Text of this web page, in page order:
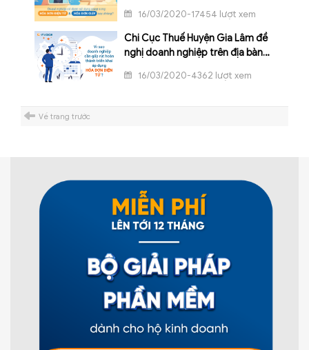
16/03/2020-17454 lượt xem
Chi Cục Thuế Huyện Gia Lâm đề
nghị doanh nghiệp trên địa bàn
tử trong Quý I/2020
16/03/2020-4362 lượt xem
Về trang trước